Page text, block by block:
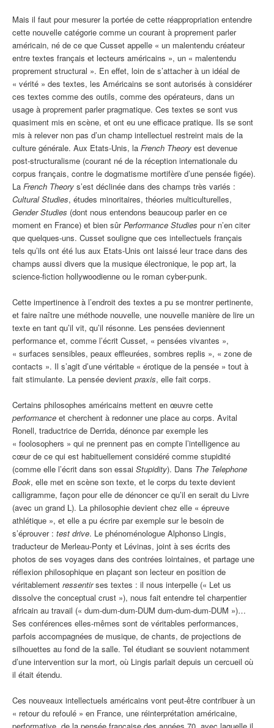
Mais il faut pour mesurer la portée de cette réappropriation entendre
cette nouvelle catégorie comme un courant à proprement parler
américain, né de ce que Cusset appelle « un malentendu créateur
entre textes français et lecteurs américains », un « malentendu
proprement structural ». En effet, loin de s’attacher à un idéal de
« vérité » des textes, les Américains se sont autorisés à considérer
ces textes comme des outils, comme des opérateurs, dans un
usage à proprement parler pragmatique. Ces textes se sont vus
quasiment mis en scène, et ont eu une efficace pratique. Ils se sont
mis à relever non pas d’un champ intellectuel restreint mais de la
culture générale. Aux Etats-Unis, la French Theory est devenue
post-structuralisme (courant né de la réception internationale du
corpus français, contre le dogmatisme mortifère d’une pensée figée).
La French Theory s’est déclinée dans des champs très variés :
Cultural Studies, études minoritaires, théories multiculturelles,
Gender Studies (dont nous entendons beaucoup parler en ce
moment en France) et bien sûrPerformance Studies pour n’en citer
que quelques-uns. Cusset souligne que ces intellectuels français
tels qu’ils ont été lus aux Etats-Unis ont laissé leur trace dans des
champs aussi divers que la musique électronique, le pop art, la
science-fiction hollywoodienne ou le roman cyber-punk.
Cette impertinence à l’endroit des textes a pu se montrer pertinente,
et faire naître une méthode nouvelle, une nouvelle manière de lire un
texte en tant qu’il vit, qu’il résonne. Les pensées deviennent
performance et, comme l’écrit Cusset, « pensées vivantes »,
« surfaces sensibles, peaux effleurées, sombres replis », « zone de
contacts ». Il s’agit d’une véritable « érotique de la pensée » tout à
fait stimulante. La pensée devient praxis, elle fait corps.
Certains philosophes américains mettent en œuvre cette
performance et cherchent à redonner une place au corps. Avital
Ronell, traductrice de Derrida, dénonce par exemple les
« foolosophers » qui ne prennent pas en compte l’intelligence au
cœur de ce qui est habituellement considéré comme stupidité
(comme elle l’écrit dans son essai Stupidity). Dans The Telephone
Book, elle met en scène son texte, et le corps du texte devient
calligramme, façon pour elle de dénoncer ce qu’il en serait du Livre
(avec un grand L). La philosophie devient chez elle « épreuve
athlétique », et elle a pu écrire par exemple sur le besoin de
s’éprouver : test drive. Le phénoménologue Alphonso Lingis,
traducteur de Merleau-Ponty et Lévinas, joint à ses écrits des
photos de ses voyages dans des contrées lointaines, et partage une
réflexion philosophique en plaçant son lecteur en position de
véritablement ressentirses textes : il nous interpelle (« Let us
dissolve the conceptual crust »), nous fait entendre tel charpentier
africain au travail (« dum-dum-dum-DUM dum-dum-dum-DUM »)…
Ses conférences elles-mêmes sont de véritables performances,
parfois accompagnées de musique, de chants, de projections de
silhouettes au fond de la salle. Tel étudiant se souvient notamment
d’une intervention sur la mort, où Lingis parlait depuis un cercueil où
il était étendu.
Ces nouveaux intellectuels américains vont peut-être contribuer à un
« retour du refoulé » en France, une réinterprétation américaine,